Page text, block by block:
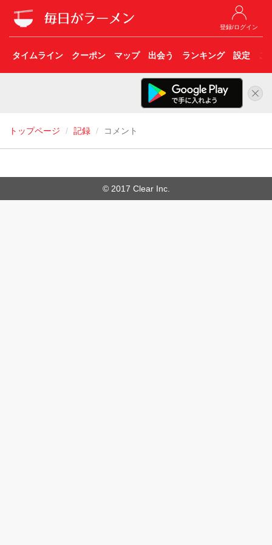
登録/ログイン
タイムライン クーポン マップ 出会う ランキング 設定 こ
トップページ 記録 コメント
© 2017 Clear Inc.